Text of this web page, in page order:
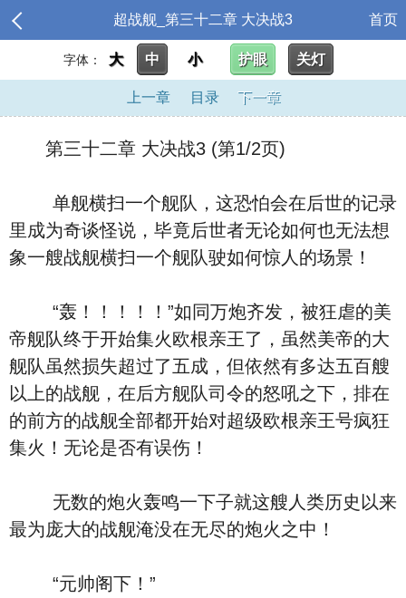
超战舰_第三十二章 大决战3 首页
字体： 大 中 小 护眼 关灯
上一章 目录 下一章
第三十二章 大决战3 (第1/2页)
单舰横扫一个舰队，这恐怕会在后世的记录
里成为奇谈怪说，毕竟后世者无论如何也无法想
象一艘战舰横扫一个舰队驶如何惊人的场景！
“轰！！！！！”如同万炮齐发，被狂虐的美
帝舰队终于开始集火欧根亲王了，虽然美帝的大
舰队虽然损失超过了五成，但依然有多达五百艘
以上的战舰，在后方舰队司令的怒吼之下，排在
的前方的战舰全部都开始对超级欧根亲王号疯狂
集火！无论是否有误伤！
无数的炮火轰鸣一下子就这艘人类历史以来
最为庞大的战舰淹没在无尽的炮火之中！
“元帅阁下！”